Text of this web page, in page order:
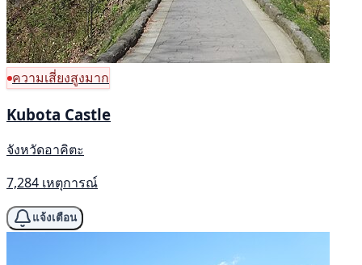
ความเสี่ยงสูงมาก
Kubota Castle
จังหวัดอาคิตะ
7,284 เหตุการณ์
แจ้งเตือน